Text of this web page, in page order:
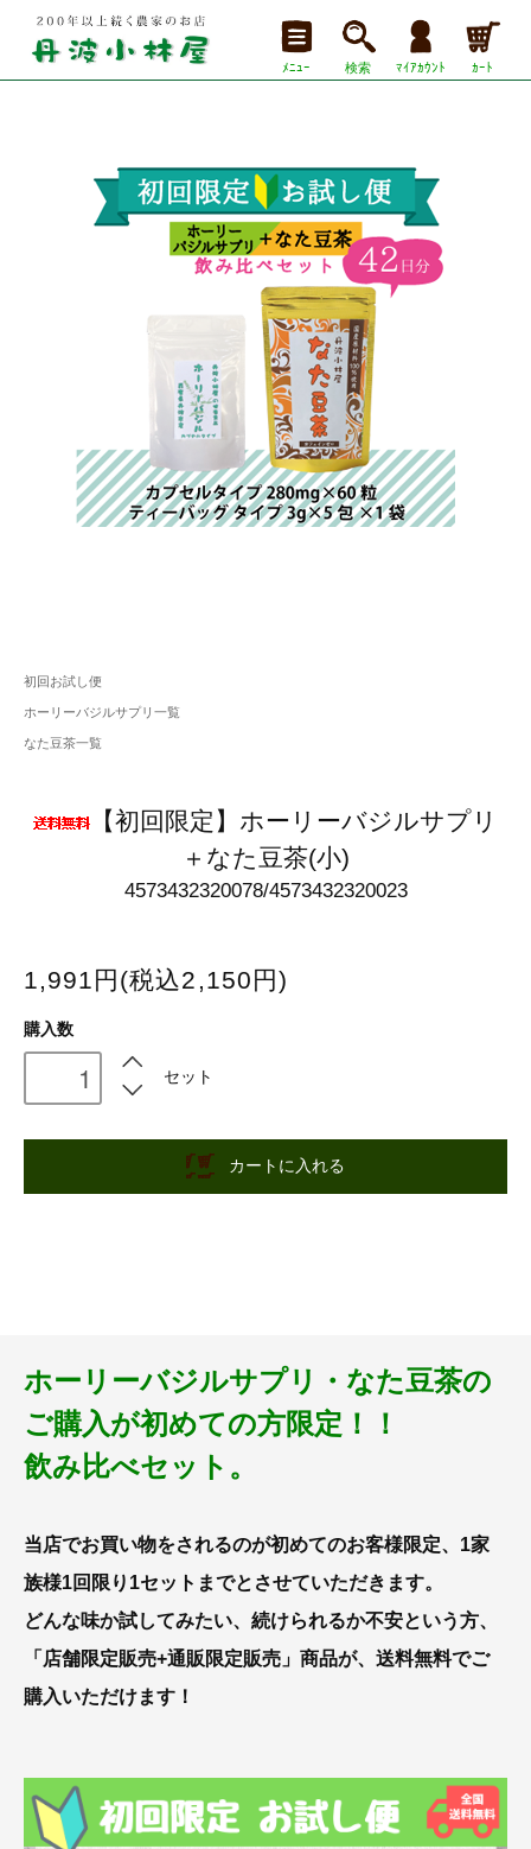
ﾒﾆｭｰ 検索 ﾏｲｱｶｳﾝﾄ ｶｰﾄ
初回お試し便
ホーリーバジルサプリ一覧
なた豆茶一覧
【初回限定】ホーリーバジルサプリ
＋なた豆茶(小)
4573432320078/4573432320023
1,991円(税込2,150円)
購入数
セット
カートに入れる
ホーリーバジルサプリ・なた豆茶の
ご購入が初めての方限定！！
飲み比べセット。
当店でお買い物をされるのが初めてのお客様限定、1家
族様1回限り1セットまでとさせていただきます。
どんな味か試してみたい、続けられるか不安という方、
「店舗限定販売+通販限定販売」商品が、送料無料でご
購入いただけます！